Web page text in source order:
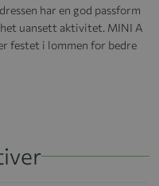
har en god passform
uansett aktivitet. MINI A
festet i lommen for bedre